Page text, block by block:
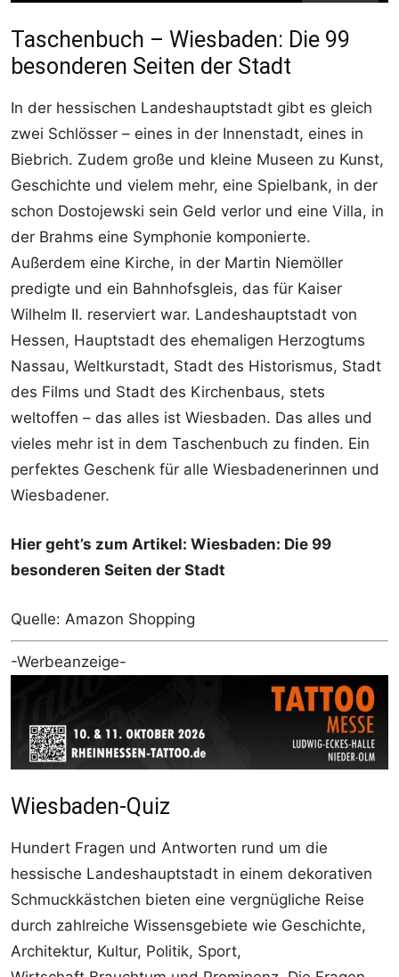
Taschenbuch – Wiesbaden: Die 99
besonderen Seiten der Stadt
In der hessischen Landeshauptstadt gibt es gleich
zwei Schlösser – eines in der Innenstadt, eines in
Biebrich. Zudem große und kleine Museen zu Kunst,
Geschichte und vielem mehr, eine Spielbank, in der
schon Dostojewski sein Geld verlor und eine Villa, in
der Brahms eine Symphonie komponierte.
Außerdem eine Kirche, in der Martin Niemöller
predigte und ein Bahnhofsgleis, das für Kaiser
Wilhelm II. reserviert war. Landeshauptstadt von
Hessen, Hauptstadt des ehemaligen Herzogtums
Nassau, Weltkurstadt, Stadt des Historismus, Stadt
des Films und Stadt des Kirchenbaus, stets
weltoffen – das alles ist Wiesbaden. Das alles und
vieles mehr ist in dem Taschenbuch zu finden. Ein
perfektes Geschenk für alle Wiesbadenerinnen und
Wiesbadener.
Hier geht’s zum Artikel: Wiesbaden: Die 99
besonderen Seiten der Stadt
Quelle: Amazon Shopping
-Werbeanzeige-
Wiesbaden-Quiz
Hundert Fragen und Antworten rund um die
hessische Landeshauptstadt in einem dekorativen
Schmuckkästchen bieten eine vergnügliche Reise
durch zahlreiche Wissensgebiete wie Geschichte,
Architektur, Kultur, Politik, Sport,